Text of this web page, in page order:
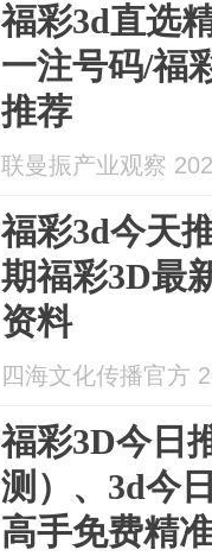
福彩3d直选
一注号码/福
推荐
联曼振产业观察
福彩3d今天
期福彩3D最
资料
四海文化传播官方
福彩3D今日
测）、3d今
高手免费精